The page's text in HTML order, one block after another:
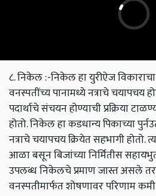
८. निकेल :-निकेल हा युरीऐज
वनस्पतींच्य पानामध्ये नत्राचे चयापचय
पदार्थाचे संचयन होण्याची प्रक्रिया
होतो. निकेल हा कडधान्य पिकाच्या
नत्राचे चयापचय क्रियेत सहभागी होतो.
आळा बसून बिजांच्या निर्मितीस
उपलब्ध निकेलचे प्रमाण जास्त असले
वनस्पतीमार्फत शोषणावर परिणाम कमी